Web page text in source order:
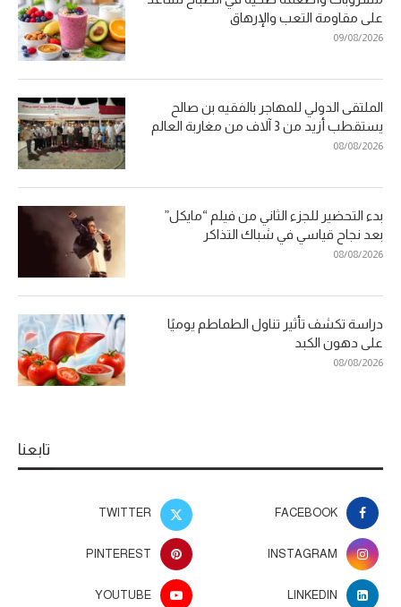
على مقاومة التعب والإرهاق
09/08/2026
الملتقى الدولي للمهاجر بالفقيه بن صالح
يستقطب أزيد من 3 آلاف من مغاربة العالم
08/08/2026
بدء التحضير للجزء الثاني من فيلم “مايكل”
بعد نجاح قياسي في شباك التذاكر
08/08/2026
دراسة تكشف تأثير تناول الطماطم يوميًا
على دهون الكبد
08/08/2026
تابعنا
FACEBOOK
TWITTER
INSTAGRAM
PINTEREST
LINKEDIN
YOUTUBE